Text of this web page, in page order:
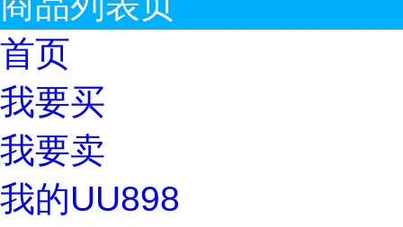
首页
我要买
我要卖
我的UU898